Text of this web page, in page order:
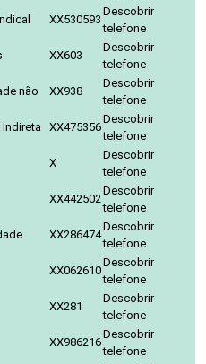
XX530593
Descobrir
telefone
XX603
Descobrir
telefone
não XX938
Descobrir
telefone
XX475356
Descobrir
telefone
X
Descobrir
telefone
XX442502
Descobrir
telefone
XX286474
Descobrir
telefone
XX062610
Descobrir
telefone
XX281
Descobrir
telefone
XX986216
Descobrir
telefone